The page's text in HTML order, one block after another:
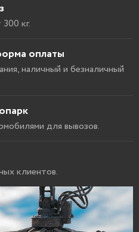
кг.
оплаты
наличный и безналичный
для вывозов.
клиентов.